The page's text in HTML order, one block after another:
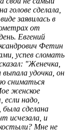
голове сделала,
заявилась в
от
Евгений
Фетин
успев сломать
"Женечка,
удочка, он
сниматься
женское
надо,
сделана
исчезала, и
Мне не